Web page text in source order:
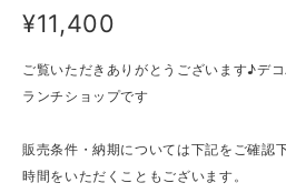
¥11,400
ご覧いただきありがとうございます♪デ
ランチショップです
販売条件・納期については下記をご確認
時間をいただくこともございます。